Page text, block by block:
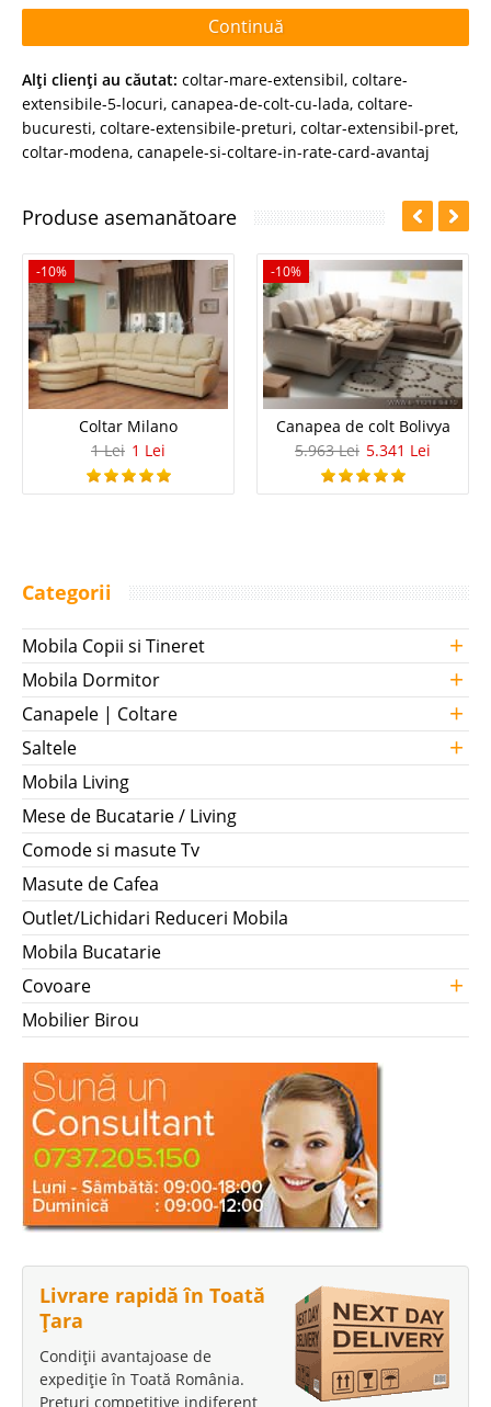
Continuă
Alţi clienţi au căutat: coltar-mare-extensibil, coltare-
extensibile-5-locuri, canapea-de-colt-cu-lada, coltare-
bucuresti, coltare-extensibile-preturi, coltar-extensibil-pret,
coltar-modena, canapele-si-coltare-in-rate-card-avantaj
Produse asemanătoare
-10%
Coltar Milano
1 Lei 1 Lei
-10%
Canapea de colt Bolivya
5.963 Lei 5.341 Lei
Categorii
Mobila Copii si Tineret +
Mobila Dormitor +
Canapele | Coltare +
Saltele +
Mobila Living
Mese de Bucatarie / Living
Comode si masute Tv
Masute de Cafea
Outlet/Lichidari Reduceri Mobila
Mobila Bucatarie
Covoare
+
Mobilier Birou
Livrare rapidă în Toată
Țara
Condiții avantajoase de
expediție în Toată România.
Prețuri competitive indiferent